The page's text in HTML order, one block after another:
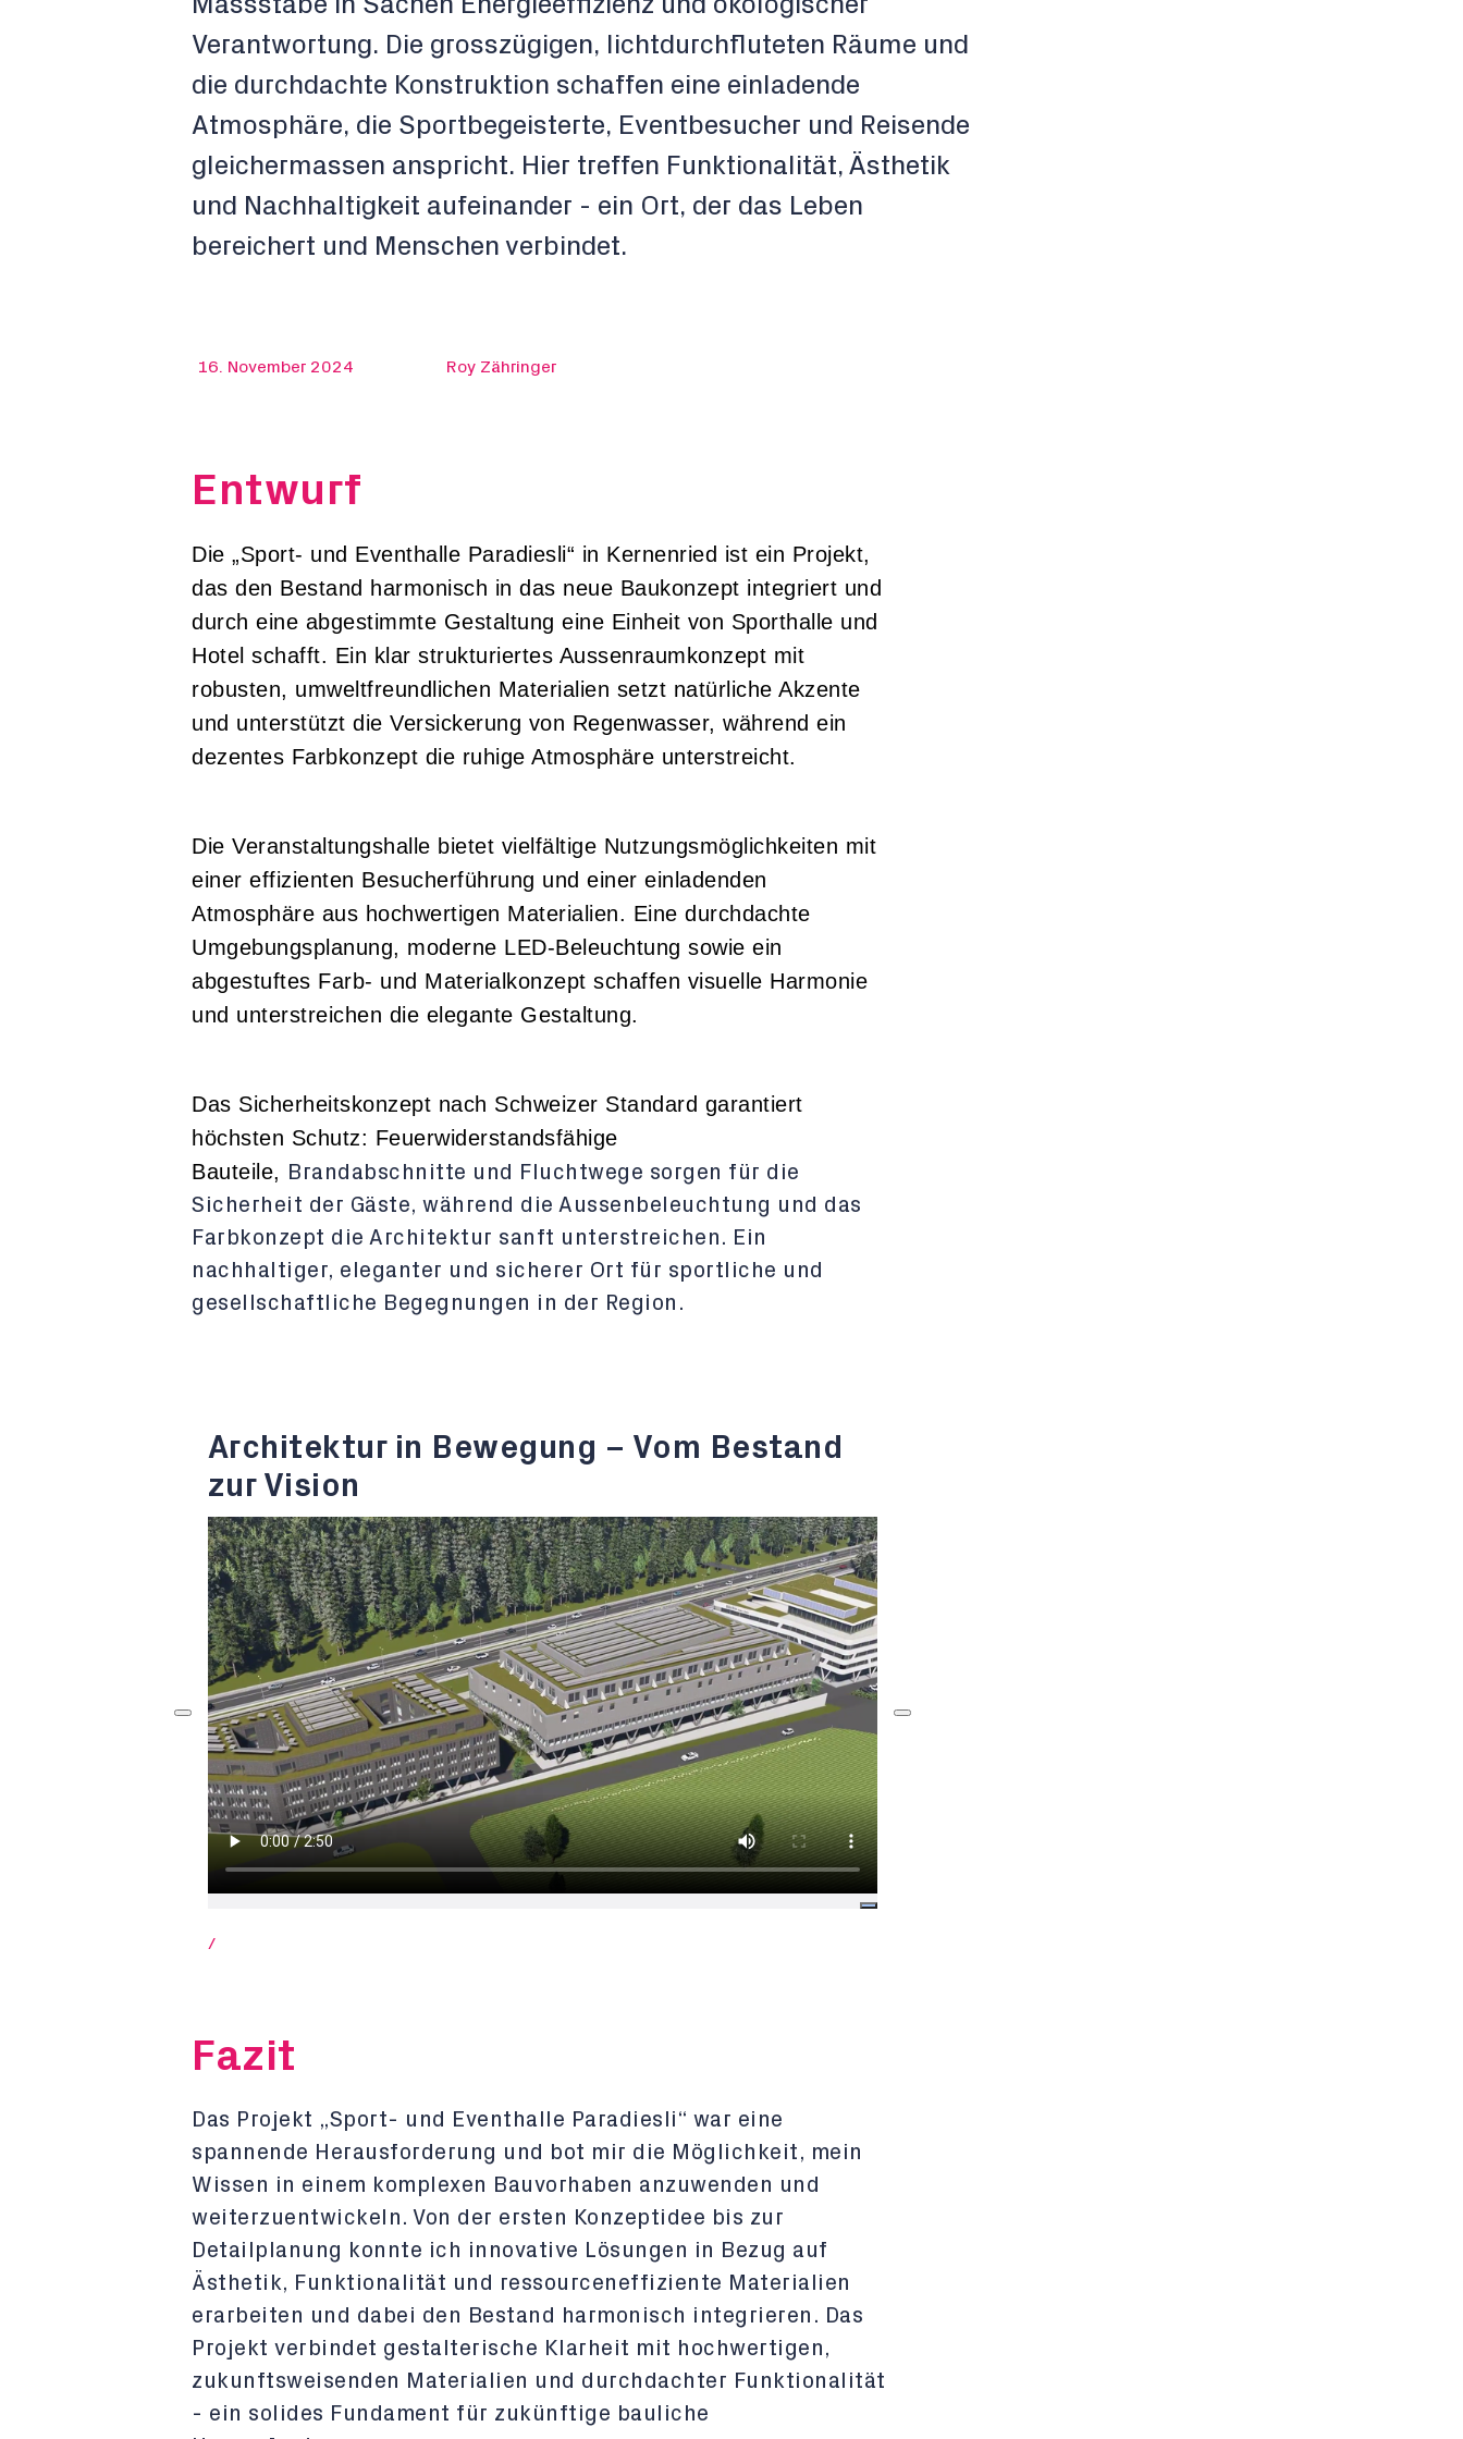
Verantwortung. Die grosszügigen, lichtdurchfluteten Räume und
die durchdachte Konstruktion schaffen eine einladende
Atmosphäre, die Sportbegeisterte, Eventbesucher und Reisende
gleichermassen anspricht. Hier treffen Funktionalität, Ästhetik
und Nachhaltigkeit aufeinander - ein Ort, der das Leben
bereichert und Menschen verbindet.
16. November 2024 Roy Zähringer
Entwurf
Die „Sport- und Eventhalle Paradiesli“ in Kernenried ist ein Projekt,
das den Bestand harmonisch in das neue Baukonzept integriert und
durch eine abgestimmte Gestaltung eine Einheit von Sporthalle und
Hotel schafft. Ein klar strukturiertes Aussenraumkonzept mit
robusten, umweltfreundlichen Materialien setzt natürliche Akzente
und unterstützt die Versickerung von Regenwasser, während ein
dezentes Farbkonzept die ruhige Atmosphäre unterstreicht.
Die Veranstaltungshalle bietet vielfältige Nutzungsmöglichkeiten mit
einer effizienten Besucherführung und einer einladenden
Atmosphäre aus hochwertigen Materialien. Eine durchdachte
Umgebungsplanung, moderne LED-Beleuchtung sowie ein
abgestuftes Farb- und Materialkonzept schaffen visuelle Harmonie
und unterstreichen die elegante Gestaltung.
Das Sicherheitskonzept nach Schweizer Standard garantiert
höchsten Schutz: Feuerwiderstandsfähige
Bauteile,
Brandabschnitte und Fluchtwege sorgen für die
Sicherheit der Gäste, während die Aussenbeleuchtung und das
Farbkonzept die Architektur sanft unterstreichen. Ein
nachhaltiger, eleganter und sicherer Ort für sportliche und
gesellschaftliche Begegnungen in der Region.
Architektur in Bewegung – Vom Bestand
zur Vision
/
Fazit
Das Projekt „Sport- und Eventhalle Paradiesli“ war eine
spannende Herausforderung und bot mir die Möglichkeit, mein
Wissen in einem komplexen Bauvorhaben anzuwenden und
weiterzuentwickeln. Von der ersten Konzeptidee bis zur
Detailplanung konnte ich innovative Lösungen in Bezug auf
Ästhetik, Funktionalität und ressourceneffiziente Materialien
erarbeiten und dabei den Bestand harmonisch integrieren. Das
Projekt verbindet gestalterische Klarheit mit hochwertigen,
zukunftsweisenden Materialien und durchdachter Funktionalität
- ein solides Fundament für zukünftige bauliche